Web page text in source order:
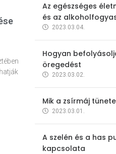
Az egészséges
és az
2023.03.04.
Hogyan
öregedést
2023.03.02.
Mik a zsírmáj
2023.03.01.
A szelén és a has
kapcsolata